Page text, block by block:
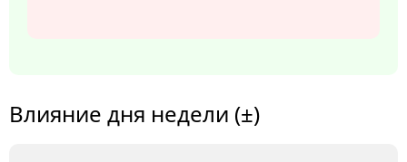
Влияние дня недели (±)